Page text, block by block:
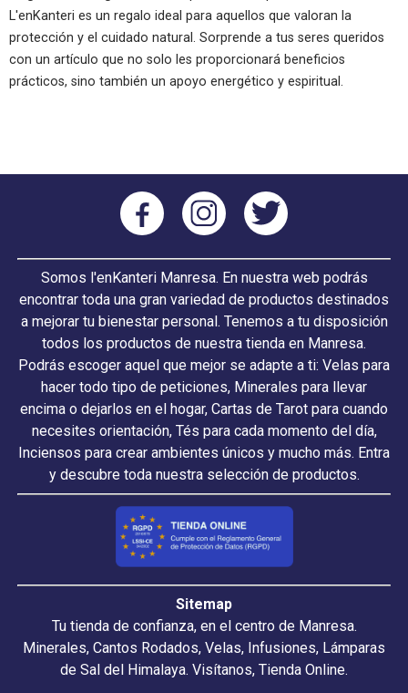
L'enKanteri es un regalo ideal para aquellos que valoran la
protección y el cuidado natural. Sorprende a tus seres queridos
con un artículo que no solo les proporcionará beneficios
prácticos, sino también un apoyo energético y espiritual.
Somos l'enKanteri Manresa. En nuestra web podrás
encontrar toda una gran variedad de productos destinados
a mejorar tu bienestar personal. Tenemos a tu disposición
todos los productos de nuestra tienda en Manresa.
Podrás escoger aquel que mejor se adapte a ti: Velas para
hacer todo tipo de peticiones, Minerales para llevar
encima o dejarlos en el hogar, Cartas de Tarot para cuando
necesites orientación, Tés para cada momento del día,
Inciensos para crear ambientes únicos y mucho más. Entra
y descubre toda nuestra selección de productos.
Sitemap
Tu tienda de confianza, en el centro de Manresa.
Minerales, Cantos Rodados, Velas, Infusiones, Lámparas
de Sal del Himalaya. Visítanos, Tienda Online.